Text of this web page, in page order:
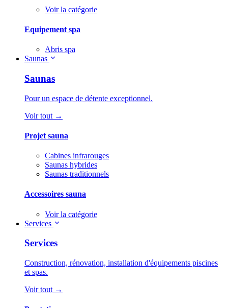
Voir la catégorie
Equipement spa
Abris spa
Saunas
Saunas
Pour un espace de détente exceptionnel.
Voir tout →
Projet sauna
Cabines infrarouges
Saunas hybrides
Saunas traditionnels
Accessoires sauna
Voir la catégorie
Services
Services
Construction, rénovation, installation d'équipements piscines
et spas.
Voir tout →